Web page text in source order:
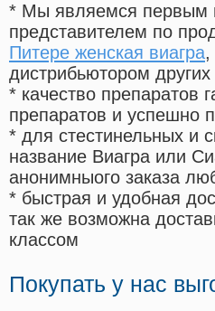
* Мы являемся первым
представителем по
Питере женская виагра,
дистрибьютором
* качество препаратов
препаратов и успешно
* для стестинельных и
название Виагра или
анонимныого заказа
* быстрая и удобная
так же возможна
классом
Покупать у нас